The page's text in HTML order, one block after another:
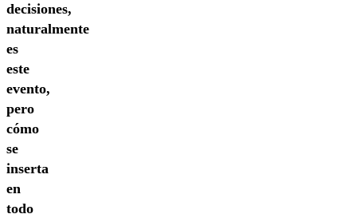
decisiones,
naturalmente
es
este
evento,
pero
cómo
se
inserta
en
todo